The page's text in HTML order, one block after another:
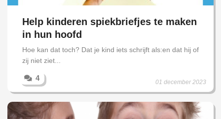
4
Help kinderen spiekbriefjes te maken
in hun hoofd
01 december 2023
Hoe kan dat toch? Dat je kind iets schrijft als:en dat hij of
zij niet ziet...